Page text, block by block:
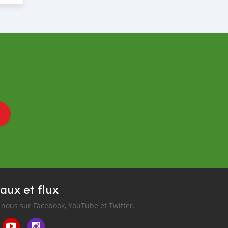
et flux
sur Facebook, YouTube et Twitter.